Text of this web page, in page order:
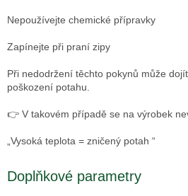
Nepoužívejte chemické přípravky
Zapínejte při praní zipy
Při nedodržení těchto pokynů může
poškození potahu.
👉 V takovém případě se na výrobek
„Vysoká teplota = zničený potah “
Doplňkové parametry